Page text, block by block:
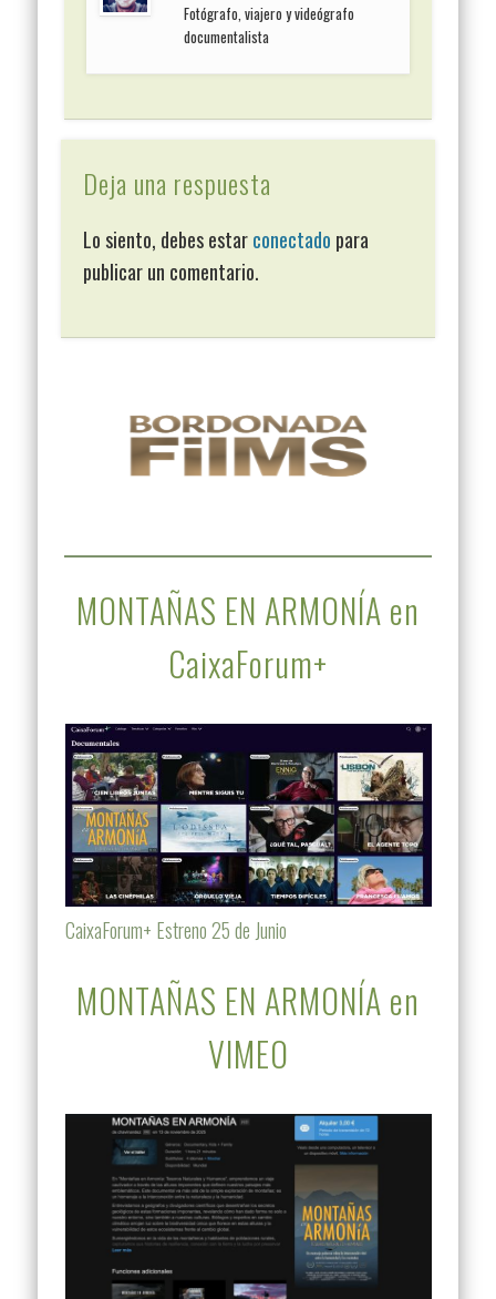
Fotógrafo, viajero y videógrafo
documentalista
Deja una respuesta
Lo siento, debes estarconectado para
publicar un comentario.
MONTAÑAS EN ARMONÍA en
CaixaForum+
CaixaForum+ Estreno 25 de Junio
MONTAÑAS EN ARMONÍA en
VIMEO